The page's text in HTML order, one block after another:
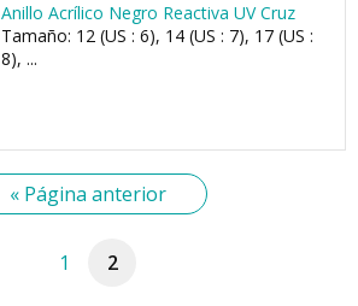
Anillo Acrílico Negro Reactiva UV Cruz
Tamaño: 12 (US : 6), 14 (US : 7), 17 (US :
8), ...
« Página anterior
1 2